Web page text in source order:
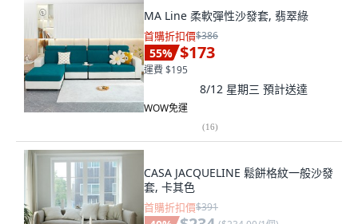
MA Line 柔軟彈性沙發套, 翡翠綠
首購折扣價$386
55% $173
運費 $195
8/12 星期三 預計送達
WOW免運
(16)
CASA JACQUELINE 鬆餅格紋一般沙發
套, 卡其色
首購折扣價$391